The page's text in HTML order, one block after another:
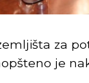
za
je